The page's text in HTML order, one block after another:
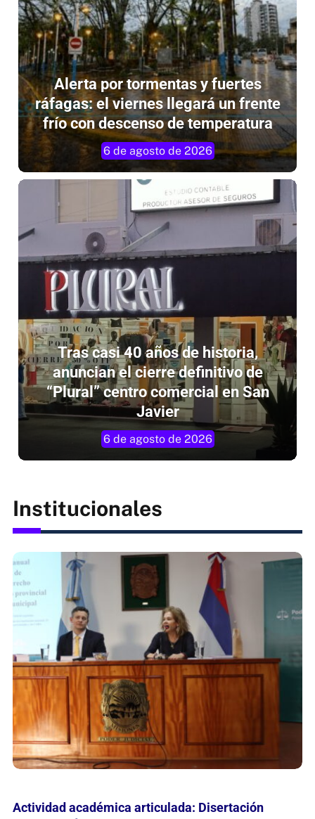
Alerta por tormentas y fuertes
ráfagas: el viernes llegará un frente
frío con descenso de temperatura
6 de agosto de 2026
Tras casi 40 años de historia,
anuncian el cierre definitivo de
“Plural” centro comercial en San
Javier
6 de agosto de 2026
adolescente en el Hospital de Candelaria